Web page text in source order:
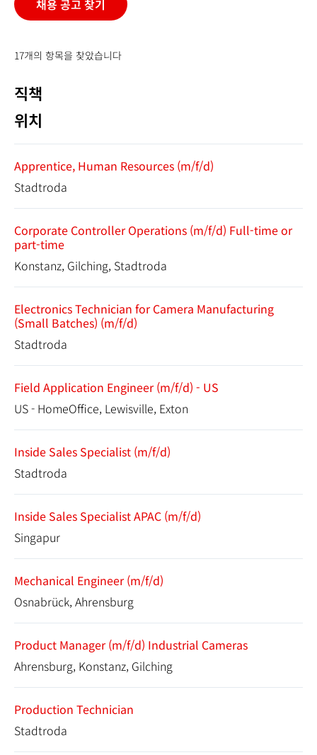
17개의 항목을 찾았습니다
직책
위치
Apprentice, Human Resources (m/f/d)
Stadtroda
Corporate Controller Operations (m/f/d) Full-time or
part-time
Konstanz, Gilching, Stadtroda
Electronics Technician for Camera Manufacturing
(Small Batches) (m/f/d)
Stadtroda
Field Application Engineer (m/f/d) - US
US - HomeOffice, Lewisville, Exton
Inside Sales Specialist (m/f/d)
Stadtroda
Inside Sales Specialist APAC (m/f/d)
Singapur
Mechanical Engineer (m/f/d)
Osnabrück, Ahrensburg
Product Manager (m/f/d) Industrial Cameras
Ahrensburg, Konstanz, Gilching
Production Technician
Stadtroda